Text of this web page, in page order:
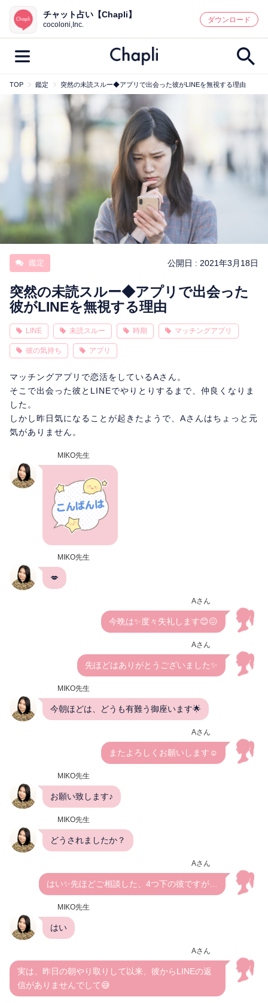
鑑定記事・占い師検索
最新記事一覧
人気記事一覧
カテゴリー別
鑑定 キャンペーン
彼の気持ち 恋の行方 時期
今週の運勢 彼氏 片思い 結婚
相性
チャット占い【Chapli】
cocoloni,Inc.
ダウンロード
TOP 鑑定 突然の未読スルー◆アプリで出会った彼がLINEを無視する理由
鑑定 公開日 : 2021年3月18日
突然の未読スルー◆アプリで出会った
彼がLINEを無視する理由
LINE 未読スルー 時期 マッチングアプリ
彼の気持ち アプリ
マッチングアプリで恋活をしているAさん。
そこで出会った彼とLINEでやりとりするまで、仲良くなりま
した。
しかし昨日気になることが起きたようで、Aさんはちょっと元
気がありません。
MIKO先生
MIKO先生
💋
Aさん
今晩は✨度々失礼します😊😖
Aさん
先ほどはありがとうございました✨
MIKO先生
今朝ほどは、どうも有難う御座います🌟
Aさん
またよろしくお願いします☺️
MIKO先生
お願い致します♪
MIKO先生
どうされましたか？
Aさん
はい✨先ほどご相談した、4つ下の彼ですが…
MIKO先生
はい
Aさん
実は、昨日の朝やり取りして以来、彼からLINEの返
信がありませんでして😅